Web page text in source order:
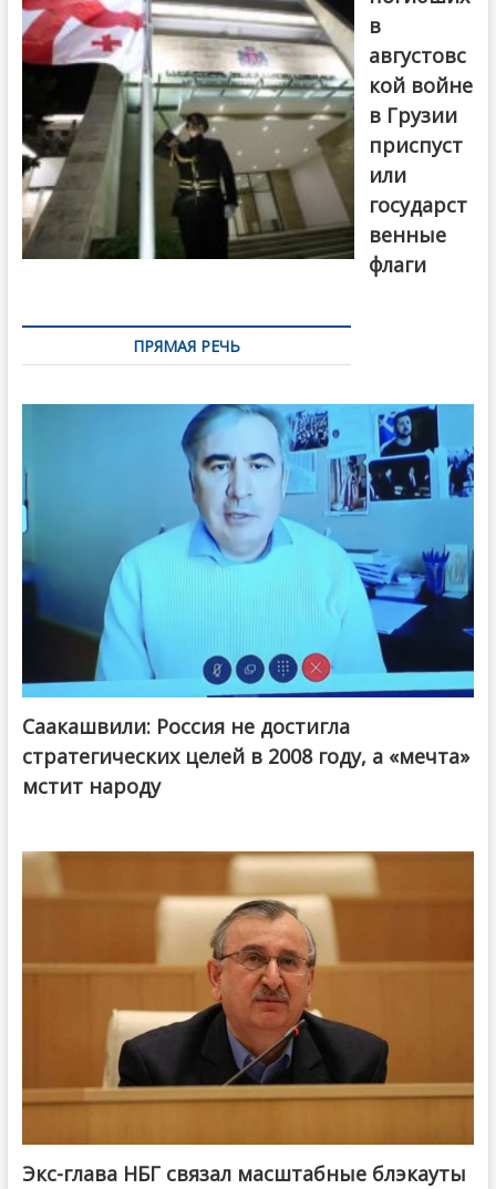
в
августовс
кой войне
в Грузии
приспуст
или
государст
венные
флаги
ПРЯМАЯ РЕЧЬ
Саакашвили: Россия не достигла
стратегических целей в 2008 году, а «мечта»
мстит народу
Экс-глава НБГ связал масштабные блэкауты